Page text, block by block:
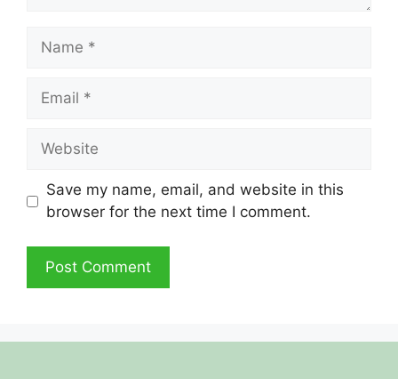
Name
Email
Website
Save my name, email, and website in this
browser for the next time I comment.